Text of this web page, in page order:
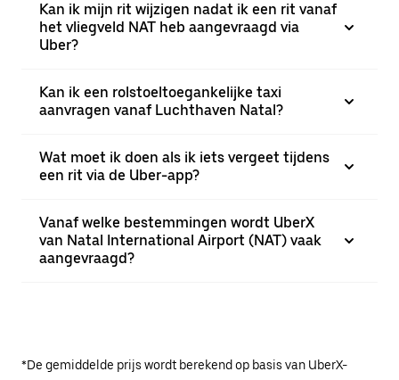
Kan ik mijn rit wijzigen nadat ik een rit vanaf
het vliegveld NAT heb aangevraagd via
Uber?
Kan ik een rolstoeltoegankelijke taxi
aanvragen vanaf Luchthaven Natal?
Wat moet ik doen als ik iets vergeet tijdens
een rit via de Uber-app?
Vanaf welke bestemmingen wordt UberX
van Natal International Airport (NAT) vaak
aangevraagd?
*De gemiddelde prijs wordt berekend op basis van UberX-